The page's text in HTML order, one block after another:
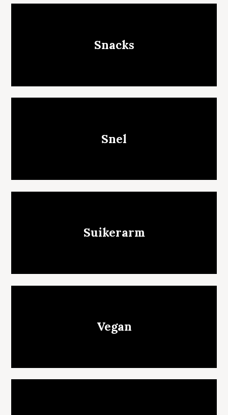
Snacks
Snel
Suikerarm
Vegan